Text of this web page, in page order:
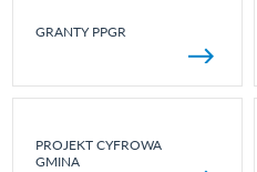
GRANTY PPGR
PROJEKT CYFROWA
GMINA